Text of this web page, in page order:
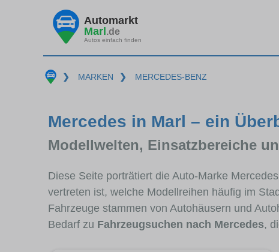
Automarkt
Marl.de
Autos einfach finden
❯ MARKEN ❯ MERCEDES-BENZ
Mercedes in Marl – ein
Modellwelten, Einsatzbereiche
Diese Seite porträtiert die Auto-Marke
vertreten ist, welche Modellreihen häufig im
Fahrzeuge stammen von Autohäusern und
Bedarf zu Fahrzeugsuchen nach Mercedes,